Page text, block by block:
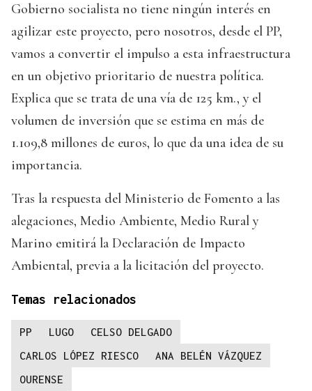
Gobierno socialista no tiene ningún interés en
agilizar este proyecto, pero nosotros, desde el PP,
vamos a convertir el impulso a esta infraestructura
en un objetivo prioritario de nuestra política.
Explica que se trata de una vía de 125 km., y el
volumen de inversión que se estima en más de
1.109,8 millones de euros, lo que da una idea de su
importancia.
Tras la respuesta del Ministerio de Fomento a las
alegaciones, Medio Ambiente, Medio Rural y
Marino emitirá la Declaración de Impacto
Ambiental, previa a la licitación del proyecto.
Temas relacionados
PP LUGO
CELSO DELGADO
CARLOS LÓPEZ RIESCO
ANA BELÉN VÁZQUEZ
OURENSE